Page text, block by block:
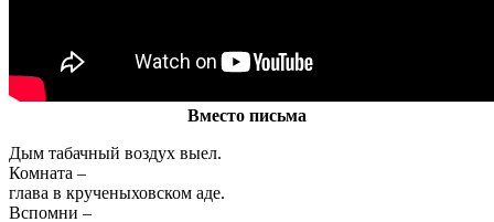
Вместо письма
Дым табачный воздух выел.
Комната –
глава в крученыховском аде.
Вспомни –